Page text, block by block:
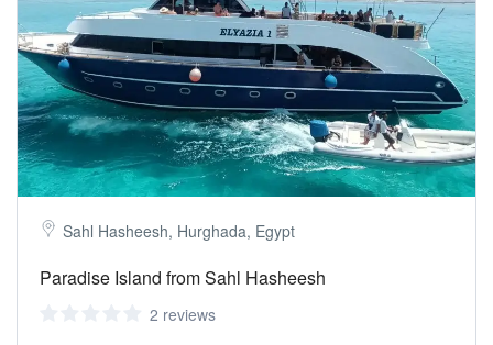
Sahl Hasheesh, Hurghada, Egypt
Paradise Island from Sahl Hasheesh
2 reviews